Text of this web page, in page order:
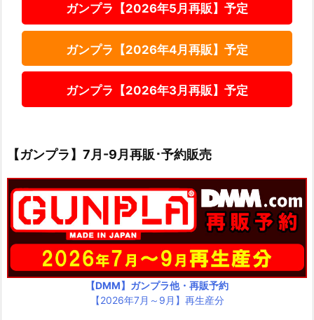
ガンプラ【2026年5月再販】予定
ガンプラ【2026年4月再販】予定
ガンプラ【2026年3月再販】予定
【ガンプラ】7月-9月再販･予約販売
【DMM】ガンプラ他・再販予約
【2026年7月～9月】再生産分